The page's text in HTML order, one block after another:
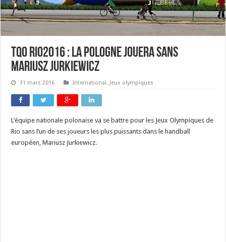
TQO RIO2016 : la Pologne jouera sans
Mariusz Jurkiewicz
31 mars 2016 International, Jeux olympiques
L’équipe nationale polonaise va se battre pour les Jeux Olympiques de
Rio sans l’un de ses joueurs les plus puissants dans le handball
européen, Mariusz Jurkiewicz.